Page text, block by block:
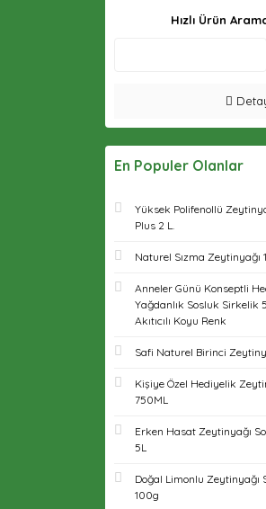
Hızlı Ürün
En Populer Olanlar
Yüksek Polifenollü
Plus 2 L.
Naturel Sızma Zeytinyağı
Anneler Günü Konseptli
Yağdanlık Sosluk Sirkelik
Akıtıcılı Koyu Renk
Safi Naturel Birinci
Kişiye Özel Hediyelik
750ML
Erken Hasat Zeytinyağı
5L
Doğal Limonlu Zeytinyağı
100g